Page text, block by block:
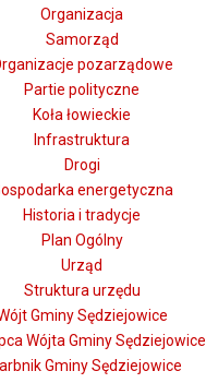
Organizacja
Samorząd
pozarządowe
Partie polityczne
Koła łowieckie
Infrastruktura
Drogi
energetyczna
Historia i tradycje
Plan Ogólny
Urząd
Struktura urzędu
Gminy Sędziejowice
Wójta Gminy Sędziejowice
Gminy Sędziejowice